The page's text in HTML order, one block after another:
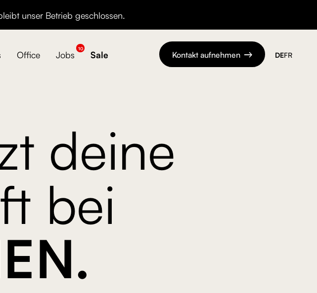
unser Betrieb geschlossen.
Office Jobs 10 Sale Kontakt aufnehmen  DEFR
deine
bei